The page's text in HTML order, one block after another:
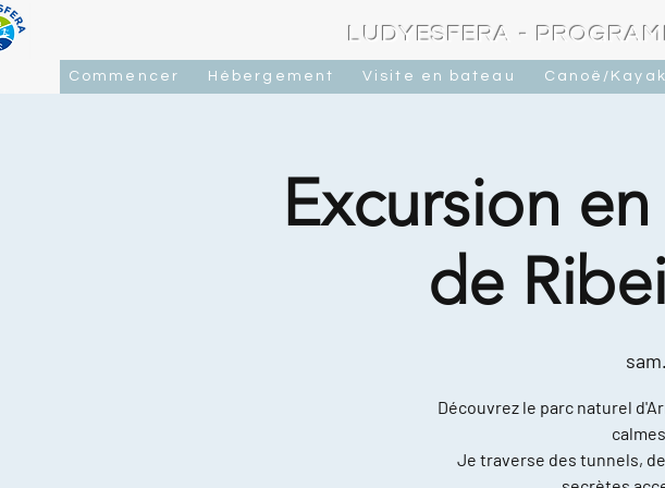
LUDYESFERA -
Commencer Hébergement Visite en bateau Canoë/Kayak
Excursion
de
Découvrez le parc naturel
Je traverse des tunnels,